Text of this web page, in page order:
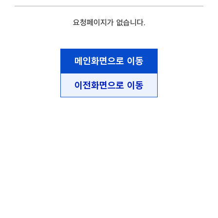
요청페이지가 없습니다.
메인화면으로 이동
이전화면으로 이동